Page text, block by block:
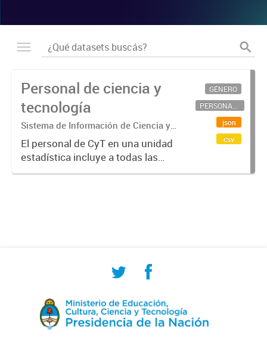
Personal de ciencia y
tecnología
Sistema de Información de Ciencia y
Tecnología Argentino (SICYTAR)
El personal de CyT en una unidad
estadística incluye a todas las
personas involucradas
GÉNERO
PERSONAL CIENTÍFICO-TECNOLÓGICO
json
csv